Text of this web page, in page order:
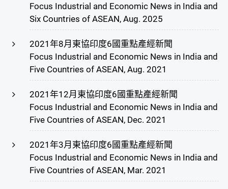
Focus Industrial and Economic News in India and
Six Countries of ASEAN, Aug. 2025
2021年8月東協印度6國重點產經新聞
Focus Industrial and Economic News in India and
Five Countries of ASEAN, Aug. 2021
2021年12月東協印度6國重點產經新聞
Focus Industrial and Economic News in India and
Five Countries of ASEAN, Dec. 2021
2021年3月東協印度6國重點產經新聞
Focus Industrial and Economic News in India and
Five Countries of ASEAN, Mar. 2021